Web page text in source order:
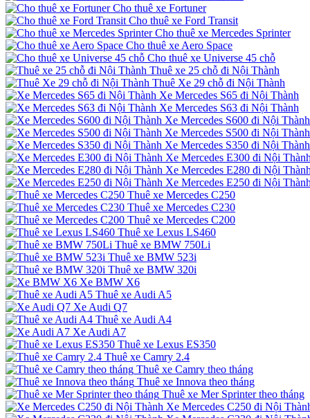
Cho thuê xe Fortuner
Cho thuê xe Ford Transit
Cho thuê xe Mercedes Sprinter
Cho thuê xe Aero Space
Cho thuê xe Universe 45 chỗ
Thuê xe 25 chỗ đi Nội Thành
Thuê Xe 29 chỗ đi Nội Thành
Xe Mercedes S65 đi Nội Thành
Xe Mercedes S63 đi Nội Thành
Xe Mercedes S600 đi Nội Thành
Xe Mercedes S500 đi Nội Thành
Xe Mercedes S350 đi Nội Thành
Xe Mercedes E300 đi Nội
Xe Mercedes E280 đi Nội
Xe Mercedes E250 đi Nội
Thuê xe Mercedes C250
Thuê xe Mercedes C230
Thuê xe Mercedes C200
Thuê xe Lexus LS460
Thuê xe BMW 750Li
Thuê xe BMW 523i
Thuê xe BMW 320i
Xe BMW X6
Thuê xe Audi A5
Xe Audi Q7
Thuê xe Audi A4
Xe Audi A7
Thuê xe Lexus ES350
Thuê xe Camry 2.4
Thuê xe Camry theo tháng
Thuê xe Innova theo tháng
Thuê xe Mer Sprinter theo tháng
Xe Mercedes C250 đi Nội